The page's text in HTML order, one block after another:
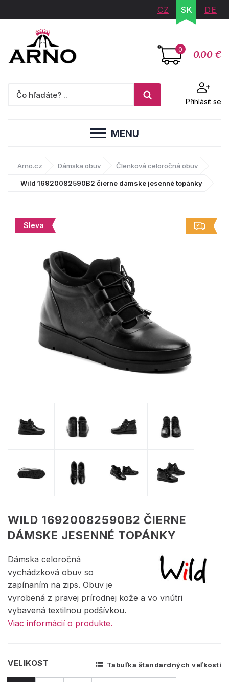
CZ SK DE
0 0.00 €
Přihlásit se
MENU
Arno.cz Dámska obuv Členková celoročná obuv
Wild 16920082590B2 čierne dámske jesenné topánky
Sleva
WILD 16920082590B2 ČIERNE
DÁMSKE JESENNÉ TOPÁNKY
Dámska celoročná
vychádzková obuv so
zapínaním na zips. Obuv je
vyrobená z pravej prírodnej kože a vo vnútri
vybavená textilnou podšívkou.
Viac informácií o produkte.
VELIKOST Tabuľka štandardných veľkostí